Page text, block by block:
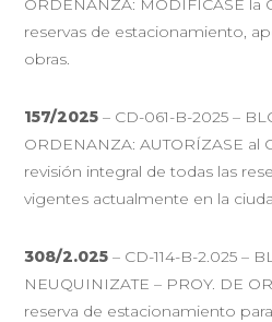
ORDENANZA: MODIFÍCASE la
reservas de estacionamiento,
obras.
157/2025 – CD-061-B-2025 –
ORDENANZA: AUTORÍZASE al
revisión integral de todas las
vigentes actualmente en la
308/2.025 – CD-114-B-2.025 –
NEUQUINIZATE – PROY. DE
reserva de estacionamiento